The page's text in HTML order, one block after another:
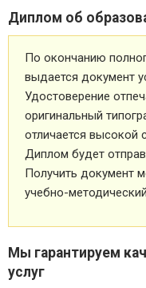
Диплом об
По окончанию
выдается документ
Удостоверение
оригинальный
отличается высокой
Диплом будет
Получить документ
учебно-
Мы гарантируем
услуг